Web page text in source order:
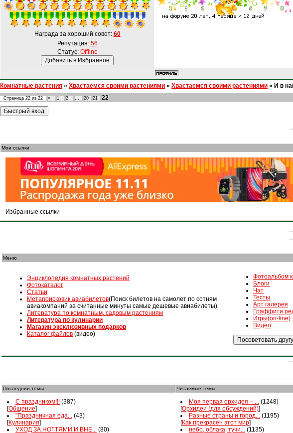
Награда за хороший совет: 60
Репутация: 56
Статус: Offline
Комнатные растения » Хвастаемся своими растениями » Хвастаемся своими растениями » И в
Страница 22 из 22 « 1 2 … 20 21
22
Мои ссылки
Избранные ссылки
Меню
Энциклопедия комнатных растений
Фотокаталог
Статьи
Mетапоисковик авиабилетов(Поиск билетов на самолет по сотням
авиакомпаний за считанные минуты самые дешевые авиабилеты)
Литература по комнатным, садовым растениям
Литература по кулинарии
Магазин эксклюзивных подарков
Каталог файлов (видео)
Фотоальбом
Блоги
Чат
Тесты
Арт галерея
Граффити
Игры(on-line)
Видео
Последнии темы Читаемые темы
С праздником!!! (387)
[Общение]
"Праздничная еда... (43)
[Кулинария]
УХОД ЗА НОГТЯМИ И ВНЕ... (80)
Моя первая орхидея – ... (1248)
[Орхидеи (для обсуждений)]
Разные страны и город... (1195)
[Как прекрасен этот мир]
небо, облака, тучи... (1135)